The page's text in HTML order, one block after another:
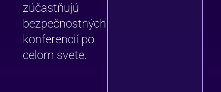
zúčastňujú
bezpečnostných
konferencií po
celom svete.